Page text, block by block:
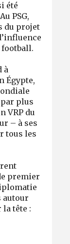
été
PSG,
du projet
à
Égypte,
plus
VRP du
– à ses
tous les
premier
autour
la tête :